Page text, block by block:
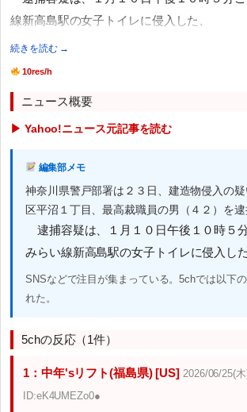
線新高島駅の女子トイレに侵入した、
続きを読む →
10res/h
ニュース概要
▶ Yahoo!ニュース元記事を読む
編集部メモ
神奈川県警戸部署は２３日、建造物侵入の
区平沼１丁目、最高裁職員の男（４２）を逮
逮捕容疑は、１月１０日午後１０時５
みらい線新高島駅の女子トイレに侵入した
SNSなどで注目が集まっている。5chでは以下
れた。
5chの反応（1件）
1：中年'sリフト(福島県) [US] 2026/06/25(
ID:eK4UMEZo0●